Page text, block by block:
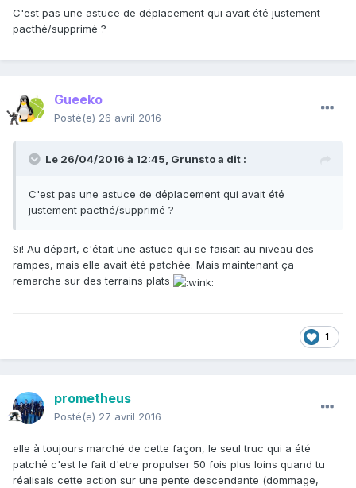
C'est pas une astuce de déplacement qui avait été justement
pacthé/supprimé ?
Gueeko
Posté(e) 26 avril 2016
Le 26/04/2016 à 12:45, Grunstoa dit :
C'est pas une astuce de déplacement qui avait été
justement pacthé/supprimé ?
Si! Au départ, c'était une astuce qui se faisait au niveau des
rampes, mais elle avait été patchée. Mais maintenant ça
remarche sur des terrains plats
1
prometheus
Posté(e) 27 avril 2016
elle à toujours marché de cette façon, le seul truc qui a été
patché c'est le fait d'etre propulser 50 fois plus loins quand tu
réalisais cette action sur une pente descendante (dommage,